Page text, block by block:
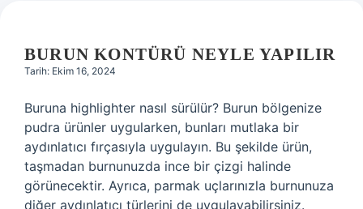
BURUN KONTÜRÜ NEYLE YAPILIR
Tarih: Ekim 16, 2024
Buruna highlighter nasıl sürülür? Burun bölgenize
pudra ürünler uygularken, bunları mutlaka bir
aydınlatıcı fırçasıyla uygulayın. Bu şekilde ürün,
taşmadan burnunuzda ince bir çizgi halinde
görünecektir. Ayrıca, parmak uçlarınızla burnunuza
diğer aydınlatıcı türlerini de uygulayabilirsiniz.